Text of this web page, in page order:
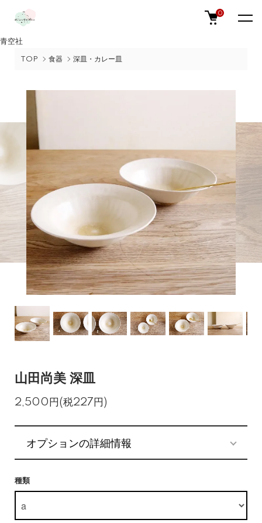
青空社
0
TOP 食器 深皿・カレー皿
山田尚美 深皿
2,500円(税227円)
オプションの詳細情報
種類